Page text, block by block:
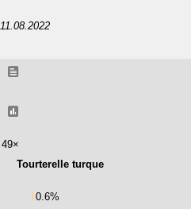
11.08.2022
49×
Tourterelle turque
0.6%